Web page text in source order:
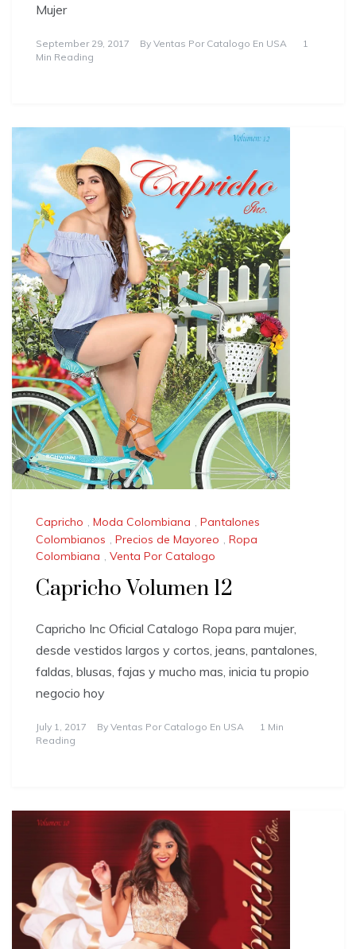
Mujer
September 29, 2017 By Ventas Por Catalogo En USA
1
Min Reading
Capricho , Moda Colombiana , Pantalones
Colombianos , Precios de Mayoreo , Ropa
Colombiana , Venta Por Catalogo
Capricho Volumen 12
Capricho Inc Oficial Catalogo Ropa para mujer,
desde vestidos largos y cortos, jeans, pantalones,
faldas, blusas, fajas y mucho mas, inicia tu propio
negocio hoy
July 1, 2017 By Ventas Por Catalogo En USA
1 Min
Reading